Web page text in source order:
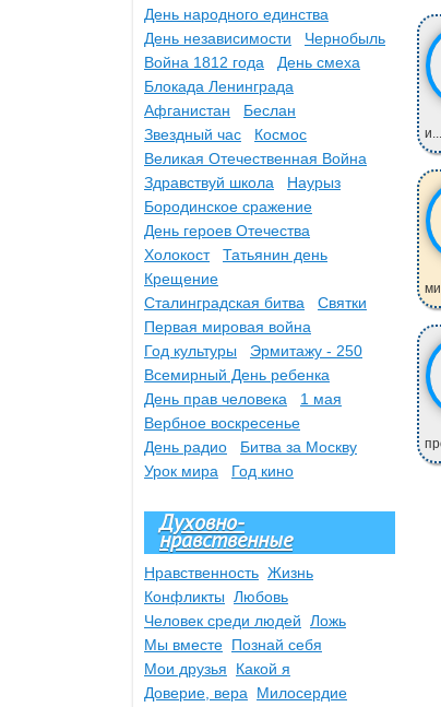
и...
День народного единства
День независимости
Чернобыль
Война 1812 года
День смеха
Блокада Ленинграда
Афганистан
Беслан
Звездный час
Космос
Великая Отечественная Война
Здравствуй школа
Наурыз
Бородинское сражение
День героев Отечества
Холокост
Татьянин день
Крещение
Сталинградская битва
Святки
Первая мировая война
Год культуры
Эрмитажу - 250
Всемирный День ребенка
День прав человека
1 мая
Вербное воскресенье
День радио
Битва за Москву
Урок мира
Год кино
Духовно-
нравственные
Нравственность Жизнь
Конфликты Любовь
Человек среди людей Ложь
Мы вместе Познай себя
Мои друзья
Какой я
Доверие, вера
Милосердие